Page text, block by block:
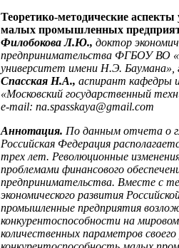
Теоретико-методические
малых промышленных
Филобокова Л.Ю., доктор
предпринимательства ФГБОУ ВО
университет имени Н.Э. Баумана»,
Спасская Н.А., аспирант кафедры
«Московский государственный
e-mail: na.spasskaya@gmail.com
Аннотация. По данным отчета о
Российская Федерация
трех лет. Революционные
проблемами финансового
предпринимательства. Вместе с
экономического развития
промышленные предприятия
конкурентоспособности на
количественных параметров